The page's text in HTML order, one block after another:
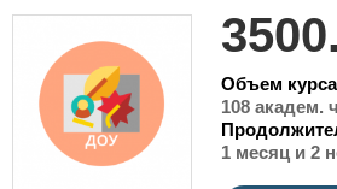
Объем
108 академ.
1 месяц и 2